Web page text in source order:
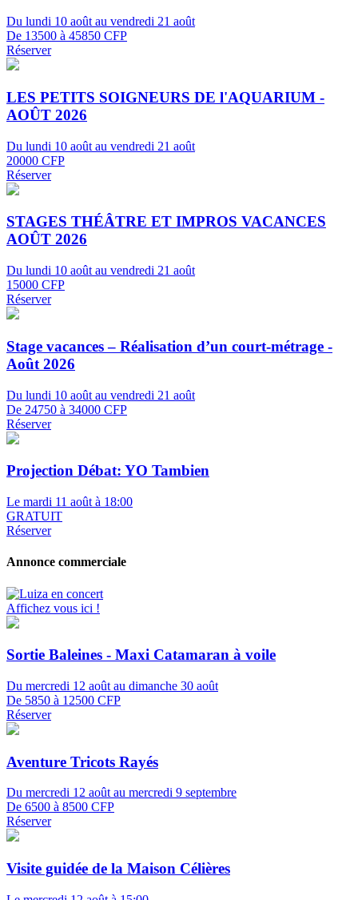
Du lundi 10 août au vendredi 21 août
De 13500 à 45850 CFP
Réserver
LES PETITS SOIGNEURS DE l'AQUARIUM -
AOÛT 2026
Du lundi 10 août au vendredi 21 août
20000 CFP
Réserver
STAGES THÉÂTRE ET IMPROS VACANCES
AOÛT 2026
Du lundi 10 août au vendredi 21 août
15000 CFP
Réserver
Stage vacances – Réalisation d’un court-métrage -
Août 2026
Du lundi 10 août au vendredi 21 août
De 24750 à 34000 CFP
Réserver
Projection Débat: YO Tambien
Le mardi 11 août à 18:00
GRATUIT
Réserver
Annonce commerciale
Affichez vous ici !
Sortie Baleines - Maxi Catamaran à voile
Du mercredi 12 août au dimanche 30 août
De 5850 à 12500 CFP
Réserver
Aventure Tricots Rayés
Du mercredi 12 août au mercredi 9 septembre
De 6500 à 8500 CFP
Réserver
Visite guidée de la Maison Célières